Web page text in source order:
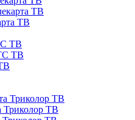
ТВ
ТВ
ТВ
ТВ
Триколор ТВ
Триколор ТВ